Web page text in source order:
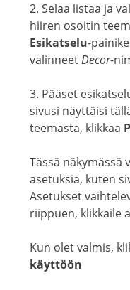
2. Selaa listaa ja
hiiren osoitin
Esikatselu-
valinneetDecor-
3. Pääset
sivusi näyttäisi
teemasta, klikkaa
Tässä näkymässä
asetuksia, kuten
Asetukset
riippuen, klikkaile
Kun olet valmis,
käyttöön